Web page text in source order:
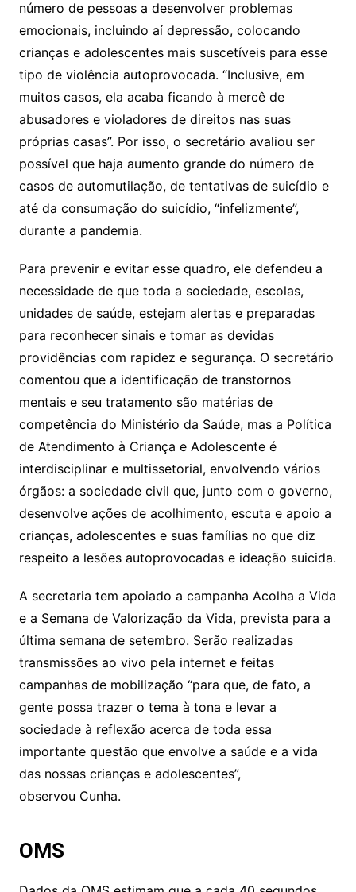
número de pessoas a desenvolver problemas
emocionais, incluindo aí depressão, colocando
crianças e adolescentes mais suscetíveis para esse
tipo de violência autoprovocada. “Inclusive, em
muitos casos, ela acaba ficando à mercê de
abusadores e violadores de direitos nas suas
próprias casas”. Por isso, o secretário avaliou ser
possível que haja aumento grande do número de
casos de automutilação, de tentativas de suicídio e
até da consumação do suicídio, “infelizmente”,
durante a pandemia.
Para prevenir e evitar esse quadro, ele defendeu a
necessidade de que toda a sociedade, escolas,
unidades de saúde, estejam alertas e preparadas
para reconhecer sinais e tomar as devidas
providências com rapidez e segurança. O secretário
comentou que a identificação de transtornos
mentais e seu tratamento são matérias de
competência do Ministério da Saúde, mas a Política
de Atendimento à Criança e Adolescente é
interdisciplinar e multissetorial, envolvendo vários
órgãos: a sociedade civil que, junto com o governo,
desenvolve ações de acolhimento, escuta e apoio a
crianças, adolescentes e suas famílias no que diz
respeito a lesões autoprovocadas e ideação suicida.
A secretaria tem apoiado a campanha Acolha a Vida
e a Semana de Valorização da Vida, prevista para a
última semana de setembro. Serão realizadas
transmissões ao vivo pela internet e feitas
campanhas de mobilização “para que, de fato, a
gente possa trazer o tema à tona e levar a
sociedade à reflexão acerca de toda essa
importante questão que envolve a saúde e a vida
das nossas crianças e adolescentes”,
observou Cunha.
OMS